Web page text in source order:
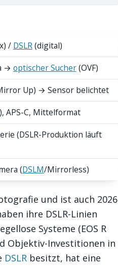
/ DSLR(digital)
→ optischer Sucher(OVF)
Up) → Sensor belichtet
APS-C, Mittelformat
(DSLR-Produktion läuft
(DSLM/Mirrorless)
und ist auch 2026
ihre DSLR-Linien
Systeme (EOS R
Objektiv-Investitionen in
DSLR besitzt, hat eine